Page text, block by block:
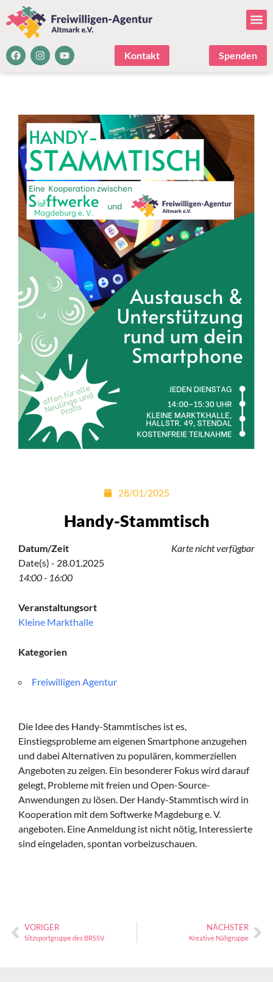
Kontakt Spenden
28/01/2025
Handy-Stammtisch
Karte nicht verfügbar
Datum/Zeit
Date(s) - 28.01.2025
14:00 - 16:00
Veranstaltungsort
Kleine Markthalle
Kategorien
Freiwilligen Agentur
Die Idee des Handy-Stammtisches ist es,
Einstiegsprobleme am eigenen Smartphone anzugehen
und dabei Alternativen zu populären, kommerziellen
Angeboten zu zeigen. Ein besonderer Fokus wird darauf
gelegt, Probleme mit freien und Open-Source-
Anwendungen zu lösen. Der Handy-Stammtisch wird in
Kooperation mit dem Softwerke Magdeburg e. V.
angeboten. Eine Anmeldung ist nicht nötig, Interessierte
sind eingeladen, spontan vorbeizuschauen.
VORIGER
Sitzsportgruppe des BRSSV
NÄCHSTER
Kreative Nähgruppe